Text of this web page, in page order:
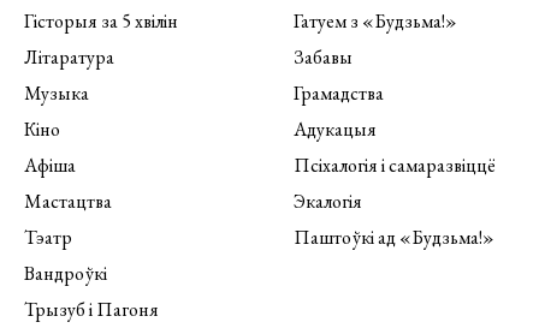
Гісторыя за 5 хвілін
Літаратура
Музыка
Кіно
Афіша
Мастацтва
Тэатр
Вандроўкі
Трызуб і Пагоня
Гатуем з «Будзьма!»
Забавы
Грамадства
Адукацыя
Псіхалогія і самаразвіццё
Экалогія
Паштоўкі ад «Будзьма!»